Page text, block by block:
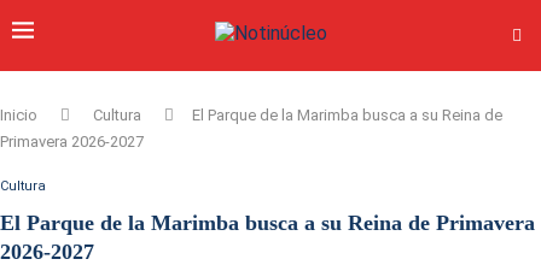
Inicio Cultura
El Parque de la Marimba busca a su Reina de
Primavera 2026-2027
Cultura
El Parque de la Marimba busca a su Reina de Primavera
2026-2027